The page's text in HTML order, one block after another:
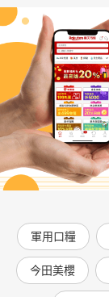
軍用口糧
今田美櫻